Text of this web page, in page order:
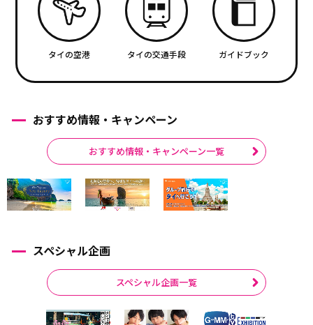
タイの空港 タイの交通手段 ガイドブック
おすすめ情報・キャンペーン
おすすめ情報・キャンペーン一覧
スペシャル企画
スペシャル企画一覧